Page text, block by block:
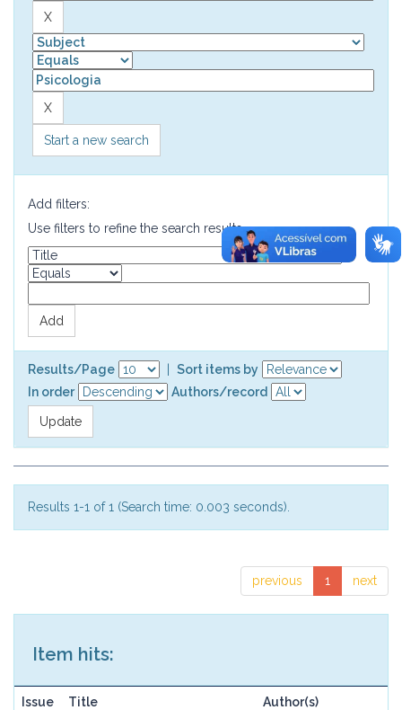
Start a new search
Add filters:
Use filters to refine the search results.
Results/Page
Sort items by
In order
Authors/record
Results 1-1 of 1 (Search time: 0.003 seconds).
previous 1 next
Item hits:
Issue
Title Author(s)